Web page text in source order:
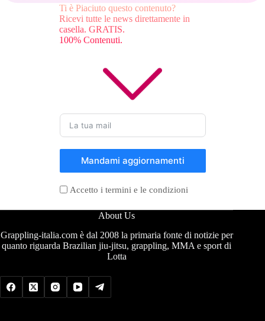
Ti è Piaciuto questo contenuto?
Ricevi tutte le news direttamente in
casella. GRATIS.
100% Contenuti.
Mandami aggiornamenti
Accetto i termini e le condizioni
About Us
Grappling-italia.com è dal 2008 la primaria fonte di notizie per
quanto riguarda Brazilian jiu-jitsu, grappling, MMA e sport di
Lotta